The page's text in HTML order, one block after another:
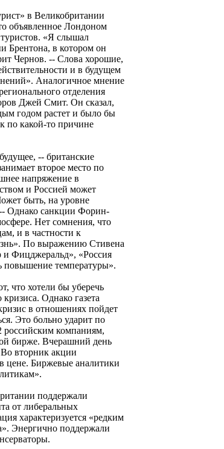
в Великобритании
объявленное Лондоном
туристов. «Я слышал
Брентона, в котором он
Чернов. -- Слова хорошие,
и в будущем
Аналогичное мнение
отделения
Джей Смит. Он сказал,
годом растет и было бы
по какой-то причине
-- британские
второе место по
напряжение в
и Россией может
быть, на уровне
-- Однако санкции Форин-
Нет сомнения, что
и в частности к
По выражению Стивена
и Фицджеральд», «Россия
повышение температуры».
что хотели бы уберечь
Однако газета
в отношениях пойдет
Это больно ударит по
компаниям,
бирже. Вчерашний день
вторник акции
цене. Биржевые аналитики
поддержали
от либеральных
характеризуется «редким
Энергично поддержали